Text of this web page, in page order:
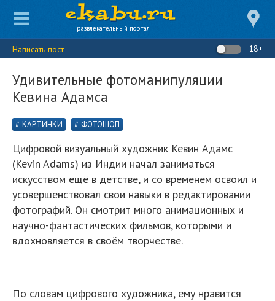
развлекательный портал
Написать пост 18+
Удивительные фотоманипуляции
Кевина Адамса
КАРТИНКИ ФОТОШОП
Цифровой визуальный художник Кевин Адамс
(Kevin Adams) из Индии начал заниматься
искусством ещё в детстве, и со временем освоил и
усовершенствовал свои навыки в редактировании
фотографий. Он смотрит много анимационных и
научно-фантастических фильмов, которыми и
вдохновляется в своём творчестве.
По словам цифрового художника, ему нравится